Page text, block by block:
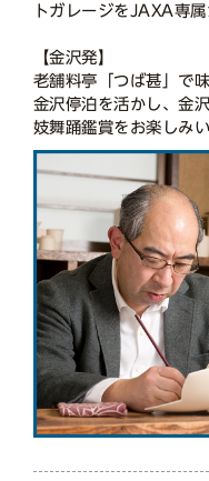
トガレージをJAXA専
【金沢発】
老舗料亭「つば甚」で
金沢停泊を活かし、金
妓舞踊鑑賞をお楽しみ